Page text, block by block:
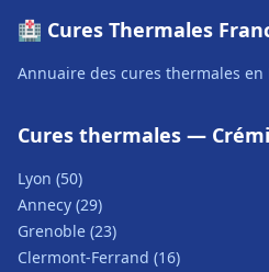
🏥 Cures Thermales
Annuaire des cures thermales en
Cures thermales —
Lyon (50)
Annecy (29)
Grenoble (23)
Clermont-Ferrand (16)